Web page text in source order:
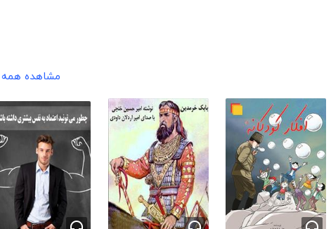
مشاهده